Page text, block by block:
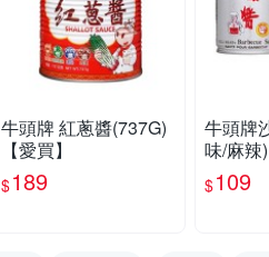
牛頭牌 紅蔥醬(737G)
【愛買】
$189
牛頭牌
味/麻辣
買】
$109